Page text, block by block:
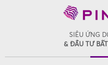
SIÊU ỨNG
& ĐẦU TƯ